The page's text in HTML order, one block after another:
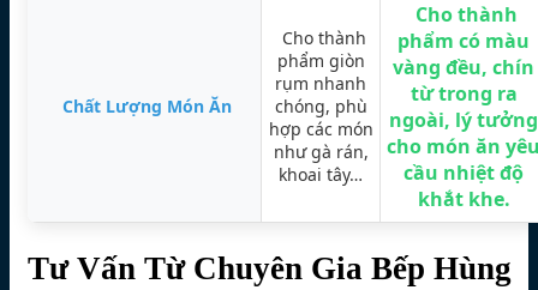
Chất Lượng Món Ăn
Cho thành
phẩm giòn
rụm nhanh
chóng, phù
hợp các món
như gà rán,
khoai tây…
Cho thành
phẩm có màu
vàng đều, chín
từ trong ra
ngoài, lý tưởng
cho món ăn
cầu nhiệt độ
khắt khe.
Tư Vấn Từ Chuyên Gia Bếp Hùng